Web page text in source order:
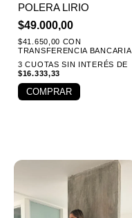
POLERA LIRIO
$49.000,00
$41.650,00 CON
TRANSFERENCIA BANCARIA
3 CUOTAS SIN INTERÉS DE
$16.333,33
COMPRAR